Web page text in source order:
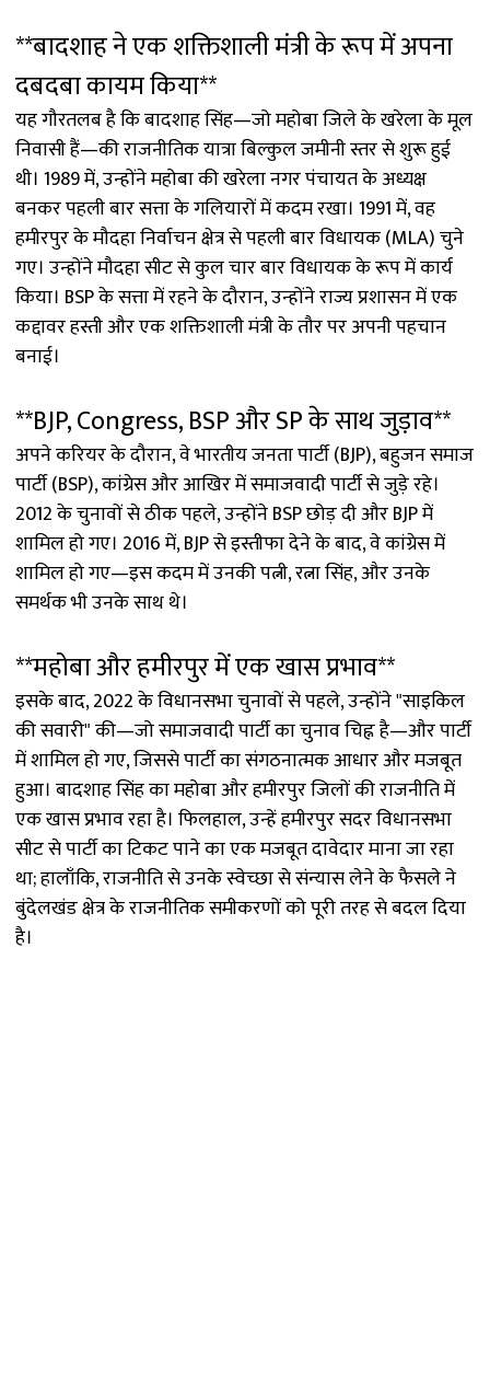
**बादशाह ने एक शक्तिशाली मंत्री के रूप में अपना
दबदबा कायम किया**
यह गौरतलब है कि बादशाह सिंह—जो महोबा जिले के खरेला के मूल
निवासी हैं—की राजनीतिक यात्रा बिल्कुल जमीनी स्तर से शुरू हुई
थी। 1989 में, उन्होंने महोबा की खरेला नगर पंचायत के अध्यक्ष
बनकर पहली बार सत्ता के गलियारों में कदम रखा। 1991 में, वह
हमीरपुर के मौदहा निर्वाचन क्षेत्र से पहली बार विधायक (MLA) चुने
गए। उन्होंने मौदहा सीट से कुल चार बार विधायक के रूप में कार्य
किया। BSP के सत्ता में रहने के दौरान, उन्होंने राज्य प्रशासन में एक
कद्दावर हस्ती और एक शक्तिशाली मंत्री के तौर पर अपनी पहचान
बनाई।
**BJP, Congress, BSP और SP के साथ जुड़ाव**
अपने करियर के दौरान, वे भारतीय जनता पार्टी (BJP), बहुजन समाज
पार्टी (BSP), कांग्रेस और आखिर में समाजवादी पार्टी से जुड़े रहे।
2012 के चुनावों से ठीक पहले, उन्होंने BSP छोड़ दी और BJP में
शामिल हो गए। 2016 में, BJP से इस्तीफा देने के बाद, वे कांग्रेस में
शामिल हो गए—इस कदम में उनकी पत्नी, रत्ना सिंह, और उनके
समर्थक भी उनके साथ थे।
**महोबा और हमीरपुर में एक खास प्रभाव**
इसके बाद, 2022 के विधानसभा चुनावों से पहले, उन्होंने "साइकिल
की सवारी" की—जो समाजवादी पार्टी का चुनाव चिह्न है—और पार्टी
में शामिल हो गए, जिससे पार्टी का संगठनात्मक आधार और मजबूत
हुआ। बादशाह सिंह का महोबा और हमीरपुर जिलों की राजनीति में
एक खास प्रभाव रहा है। फिलहाल, उन्हें हमीरपुर सदर विधानसभा
सीट से पार्टी का टिकट पाने का एक मजबूत दावेदार माना जा रहा
था; हालाँकि, राजनीति से उनके स्वेच्छा से संन्यास लेने के फैसले ने
बुंदेलखंड क्षेत्र के राजनीतिक समीकरणों को पूरी तरह से बदल दिया
है।